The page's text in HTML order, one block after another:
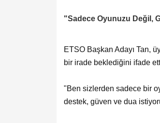
"Sadece Oyunuzu Değil,
ETSO Başkan Adayı Tan,
bir irade beklediğini ifade
"Ben sizlerden sadece bir
destek, güven ve dua